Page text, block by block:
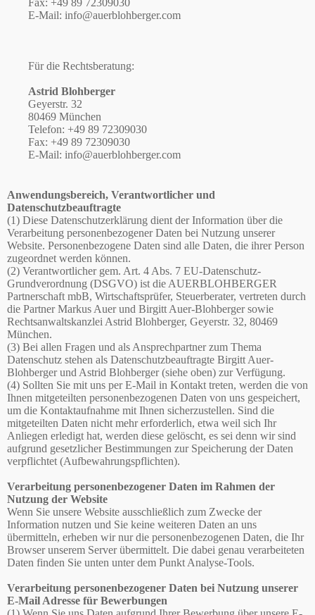
E-Mail: info@auerblohberger.com
Für die Rechtsberatung:
Astrid Blohberger
Geyerstr. 32
80469 München
Telefon: +49 89 72309030
Fax: +49 89 72309030
E-Mail: info@auerblohberger.com
Anwendungsbereich, Verantwortlicher und
Datenschutzbeauftragte
(1) Diese Datenschutzerklärung dient der Information über die
Verarbeitung personenbezogener Daten bei Nutzung unserer
Website. Personenbezogene Daten sind alle Daten, die ihrer Person
zugeordnet werden können.
(2) Verantwortlicher gem. Art. 4 Abs. 7 EU-Datenschutz-
Grundverordnung (DSGVO) ist die AUERBLOHBERGER
Partnerschaft mbB, Wirtschaftsprüfer, Steuerberater, vertreten durch
die Partner Markus Auer und Birgitt Auer-Blohberger sowie
Rechtsanwaltskanzlei Astrid Blohberger, Geyerstr. 32, 80469
München.
(3) Bei allen Fragen und als Ansprechpartner zum Thema
Datenschutz stehen als Datenschutzbeauftragte Birgitt Auer-
Blohberger und Astrid Blohberger (siehe oben) zur Verfügung.
(4) Sollten Sie mit uns per E-Mail in Kontakt treten, werden die von
Ihnen mitgeteilten personenbezogenen Daten von uns gespeichert,
um die Kontaktaufnahme mit Ihnen sicherzustellen. Sind die
mitgeteilten Daten nicht mehr erforderlich, etwa weil sich Ihr
Anliegen erledigt hat, werden diese gelöscht, es sei denn wir sind
aufgrund gesetzlicher Bestimmungen zur Speicherung der Daten
verpflichtet (Aufbewahrungspflichten).
Verarbeitung personenbezogener Daten im Rahmen der
Nutzung der Website
Wenn Sie unsere Website ausschließlich zum Zwecke der
Information nutzen und Sie keine weiteren Daten an uns
übermitteln, erheben wir nur die personenbezogenen Daten, die Ihr
Browser unserem Server übermittelt. Die dabei genau verarbeiteten
Daten finden Sie unten unter dem Punkt Analyse-Tools.
Verarbeitung personenbezogener Daten bei Nutzung unserer
E-Mail Adresse für Bewerbungen